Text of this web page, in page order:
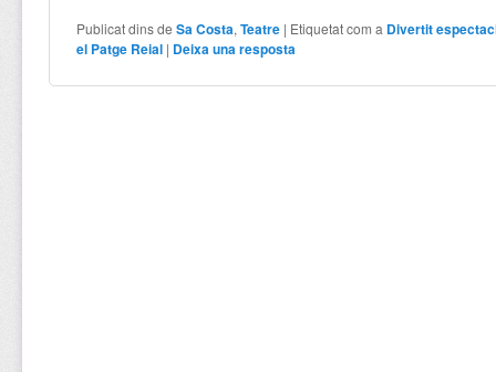
Publicat dins de Sa Costa,Teatre | Etiquetat com a Divertit
el Patge Reial | Deixa una resposta